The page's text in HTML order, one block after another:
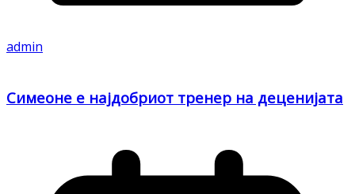
admin
Симеоне е најдобриот тренер на деценијата